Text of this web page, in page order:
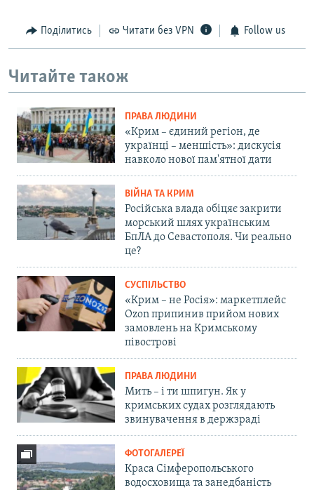
Поділитись Читати без VPN Follow us
Читайте також
ПРАВА ЛЮДИНИ
«Крим – єдиний регіон, де
українці – меншість»: дискусія
навколо нової пам'ятної дати
ВІЙНА ТА КРИМ
Російська влада обіцяє закрити
морський шлях українським
БпЛА до Севастополя. Чи реально
це?
СУСПІЛЬСТВО
«Крим – не Росія»: маркетплейс
Ozon припинив прийом нових
замовлень на Кримському
півострові
ПРАВА ЛЮДИНИ
Мить – і ти шпигун. Як у
кримських судах розглядають
звинувачення в держзраді
ФОТОГАЛЕРЕЇ
Краса Сімферопольського
водосховища та занедбаність